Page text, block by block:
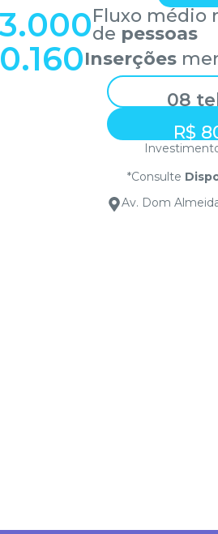
Fluxo médio
de pessoas
Inserções
08
R$
*Consulte
Av. Dom